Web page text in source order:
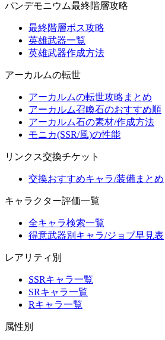
パンデモニウム最終階層攻略
最終階層ボス攻略
英雄武器一覧
英雄武器作成方法
アーカルムの転世
アーカルムの転世攻略まとめ
アーカルム召喚石のおすすめ順
アーカルム石の素材/作成方法
モニカ(SSR/風)の性能
リンクス交換チケット
交換おすすめキャラ/装備まとめ
キャラクター評価一覧
全キャラ検索一覧
得意武器別キャラ/ジョブ早見表
レアリティ別
SSRキャラ一覧
SRキャラ一覧
Rキャラ一覧
属性別